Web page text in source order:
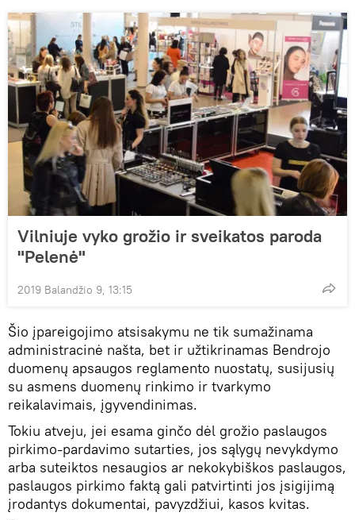
Vilniuje vyko grožio ir sveikatos paroda
"Pelenė"
2019 Balandžio 9, 13:15
Šio įpareigojimo atsisakymu ne tik sumažinama
administracinė našta, bet ir užtikrinamas Bendrojo
duomenų apsaugos reglamento nuostatų, susijusių
su asmens duomenų rinkimo ir tvarkymo
reikalavimais, įgyvendinimas.
Tokiu atveju, jei esama ginčo dėl grožio paslaugos
pirkimo-pardavimo sutarties, jos sąlygų nevykdymo
arba suteiktos nesaugios ar nekokybiškos paslaugos,
paslaugos pirkimo faktą gali patvirtinti jos įsigijimą
įrodantys dokumentai, pavyzdžiui, kasos kvitas.